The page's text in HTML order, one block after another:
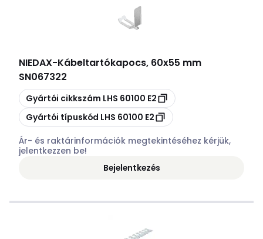
NIEDAX-Kábeltartókapocs, 60x55 mm
SN067322
Másolás
Gyártói cikkszám LHS 60100 E2
Másolás
Gyártói típuskód LHS 60100 E2
Ár- és raktárinformációk megtekintéséhez kérjük,
jelentkezzen be!
Bejelentkezés